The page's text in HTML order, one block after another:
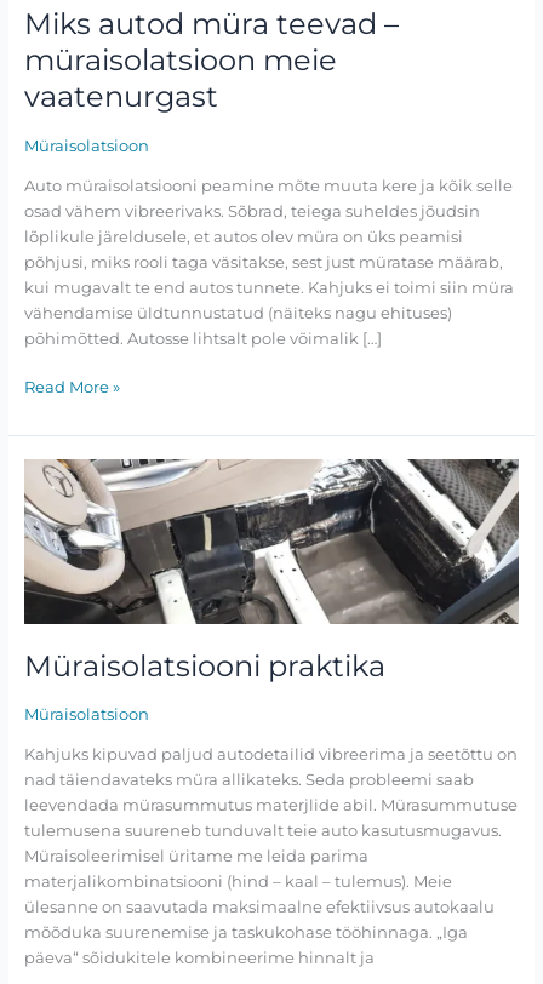
Miks autod müra teevad –
müraisolatsioon meie
vaatenurgast
Müraisolatsioon
Auto müraisolatsiooni peamine mõte muuta kere ja kõik selle
osad vähem vibreerivaks. Sõbrad, teiega suheldes jõudsin
lõplikule järeldusele, et autos olev müra on üks peamisi
põhjusi, miks rooli taga väsitakse, sest just müratase määrab,
kui mugavalt te end autos tunnete. Kahjuks ei toimi siin müra
vähendamise üldtunnustatud (näiteks nagu ehituses)
põhimõtted. Autosse lihtsalt pole võimalik […]
Read More »
Müraisolatsiooni praktika
Müraisolatsioon
Kahjuks kipuvad paljud autodetailid vibreerima ja seetõttu on
nad täiendavateks müra allikateks. Seda probleemi saab
leevendada mürasummutus materjlide abil. Mürasummutuse
tulemusena suureneb tunduvalt teie auto kasutusmugavus.
Müraisoleerimisel üritame me leida parima
materjalikombinatsiooni (hind – kaal – tulemus). Meie
ülesanne on saavutada maksimaalne efektiivsus autokaalu
mõõduka suurenemise ja taskukohase tööhinnaga. „Iga
päeva“ sõidukitele kombineerime hinnalt ja
Müraisolatsiooni
praktika